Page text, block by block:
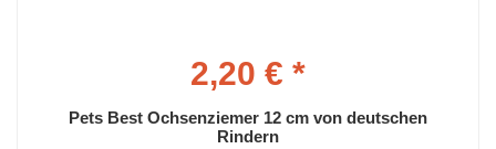
2,20 € *
Pets Best Ochsenziemer 12 cm von deutschen
Rindern